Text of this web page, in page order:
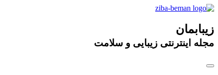
زیبابمان
مجله اینترنتی زیبایی و سلامت